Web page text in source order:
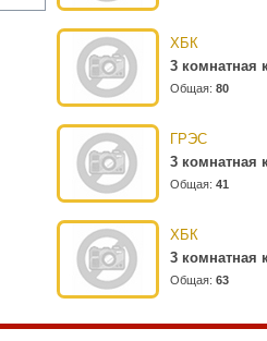
ХБК
3 комнатная
Общая: 80
ГРЭС
3 комнатная
Общая: 41
ХБК
3 комнатная
Общая: 63